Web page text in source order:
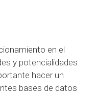
en el
y potencialidades
hacer un
bases de datos